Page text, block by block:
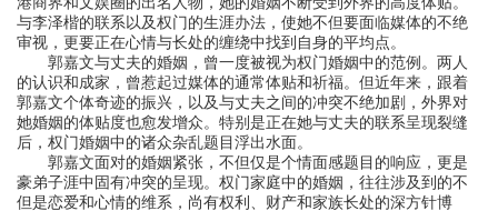
与李泽楷的联系以及权门的生涯办法，使她不但要面临媒体的不绝
审视，更要正在心情与长处的缠绕中找到自身的平均点。
郭嘉文与丈夫的婚姻，曾一度被视为权门婚姻中的范例。两人
的认识和成家，曾惹起过媒体的通常体贴和祈福。但近年来，跟着
郭嘉文个体奇迹的振兴，以及与丈夫之间的冲突不绝加剧，外界对
她婚姻的体贴度也愈发增众。特别是正在她与丈夫的联系呈现裂缝
后，权门婚姻中的诸众杂乱题目浮出水面。
郭嘉文面对的婚姻紧张，不但仅是个情面感题目的响应，更是
豪弟子涯中固有冲突的呈现。权门家庭中的婚姻，往往涉及到的不
但是恋爱和心情的维系，尚有权利、财产和家族长处的深方针博